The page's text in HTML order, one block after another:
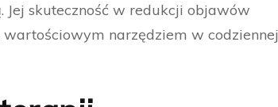
Jej skuteczność w redukcji objawów
narzędziem w codziennej